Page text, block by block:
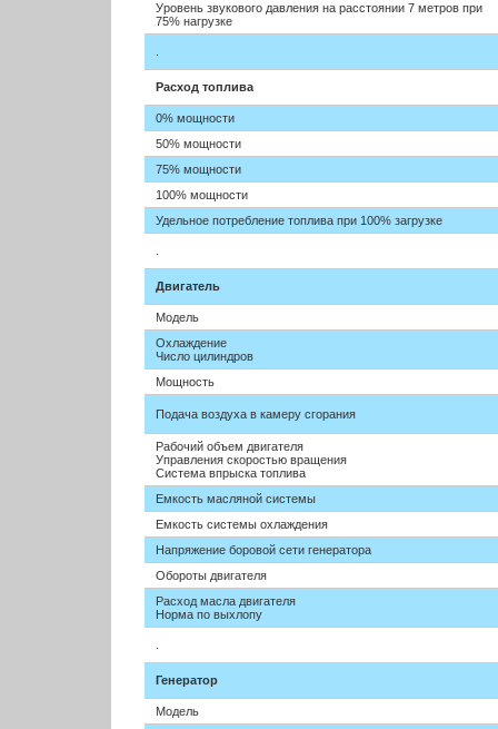
Уровень звукового давления на расстоянии 7 метров при
75% нагрузке
Расход топлива
0% мощности
50% мощности
75% мощности
100% мощности
Удельное потребление топлива при 100% загрузке
Двигатель
Модель
Охлаждение
Число цилиндров
Мощность
Подача воздуха в камеру сгорания
Рабочий объем двигателя
Управления скоростью вращения
Система впрыска топлива
Емкость масляной системы
Емкость системы охлаждения
Напряжение боровой сети генератора
Обороты двигателя
Расход масла двигателя
Норма по выхлопу
Генератор
Модель